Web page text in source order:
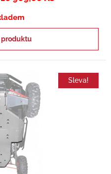
produktu
Sleva!